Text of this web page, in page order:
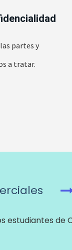
partes y
a tratar.
estudiantes de